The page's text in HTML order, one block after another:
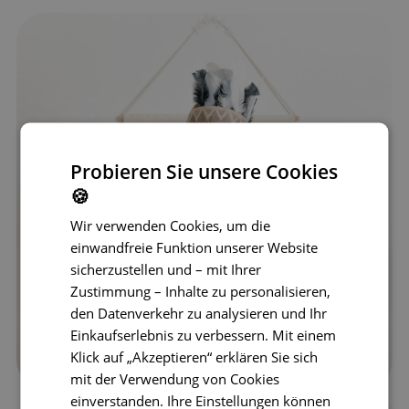
Probieren Sie unsere Cookies
🍪
Wir verwenden Cookies, um die
einwandfreie Funktion unserer Website
sicherzustellen und – mit Ihrer
Zustimmung – Inhalte zu personalisieren,
den Datenverkehr zu analysieren und Ihr
Einkaufserlebnis zu verbessern. Mit einem
Klick auf „Akzeptieren“ erklären Sie sich
mit der Verwendung von Cookies
einverstanden. Ihre Einstellungen können